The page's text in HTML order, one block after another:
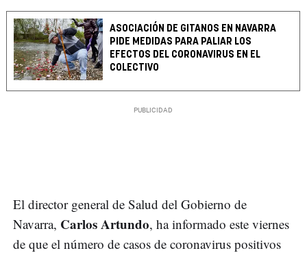
ASOCIACIÓN DE GITANOS EN NAVARRA
PIDE MEDIDAS PARA PALIAR LOS
EFECTOS DEL CORONAVIRUS EN EL
COLECTIVO
El director general de Salud del Gobierno de
Navarra, Carlos Artundo, ha informado este viernes
de que el número de casos de coronavirus positivos